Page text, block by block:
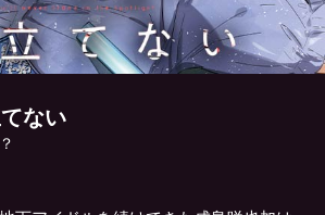
ない